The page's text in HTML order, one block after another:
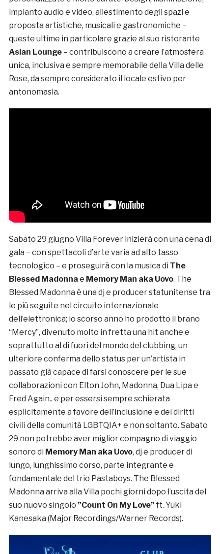
impianto audio e video, allestimento degli spazi e
proposta artistiche, musicali e gastronomiche –
queste ultime in particolare grazie al suo ristorante
Asian Lounge– contribuiscono a creare l’atmosfera
unica, inclusiva e sempre memorabile della Villa delle
Rose, da sempre considerato il locale estivo per
antonomasia.
Sabato 29 giugno Villa Forever inizierà con una cena di
gala – con spettacoli d’arte varia ad alto tasso
tecnologico – e proseguirà con la musica di The
Blessed Madonna e Memory Man aka Uovo. The
Blessed Madonna è una dj e producer statunitense tra
le più seguite nel circuito internazionale
dell’elettronica; lo scorso anno ho prodotto il brano
“Mercy”, divenuto molto in fretta una hit anche e
soprattutto al di fuori del mondo del clubbing, un
ulteriore conferma dello status per un’artista in
passato già capace di farsi conoscere per le sue
collaborazioni con Elton John, Madonna, Dua Lipa e
Fred Again.. e per essersi sempre schierata
esplicitamente a favore dell’inclusione e dei diritti
civili della comunità LGBTQIA+ e non soltanto. Sabato
29 non potrebbe aver miglior compagno di viaggio
sonoro di Memory Man aka Uovo, dj e producer di
lungo, lunghissimo corso, parte integrante e
fondamentale del trio Pastaboys. The Blessed
Madonna arriva alla Villa pochi giorni dopo l’uscita del
suo nuovo singolo ”Count On My Love” ft. Yuki
Kanesaka (Major Recordings/Warner Records).